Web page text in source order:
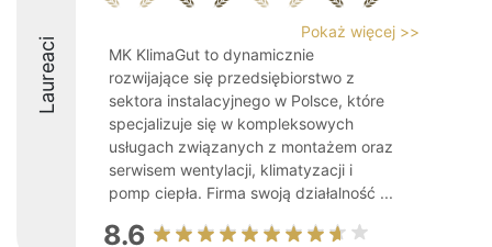
Laureaci
Pokaż więcej >>
MK KlimaGut to dynamicznie
rozwijające się przedsiębiorstwo z
sektora instalacyjnego w Polsce, które
specjalizuje się w kompleksowych
usługach związanych z montażem oraz
serwisem wentylacji, klimatyzacji i
pomp ciepła. Firma swoją działalność ...
8.6